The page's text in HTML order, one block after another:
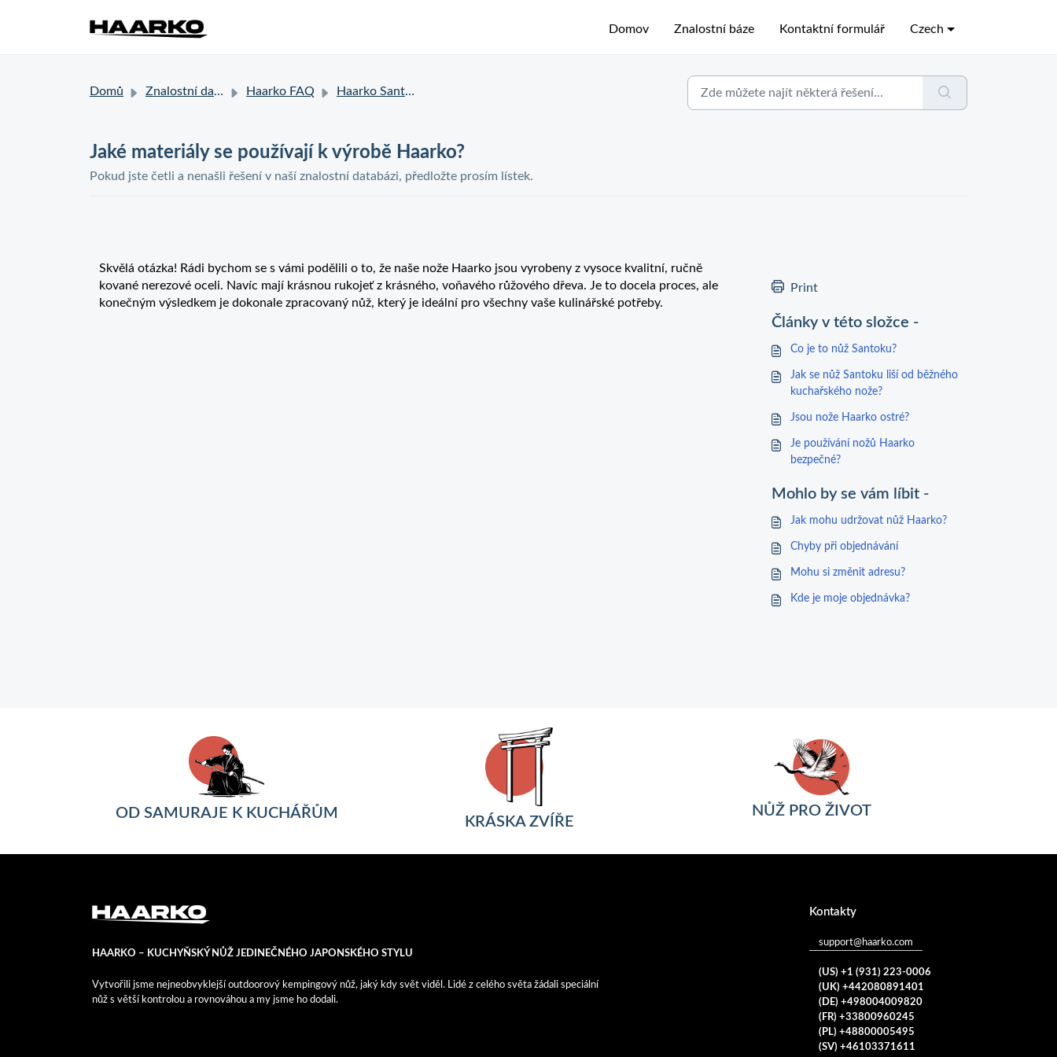
Domov Znalostní báze Kontaktní formulář Czech
Domů Znalostní databáze Haarko FAQ Haarko Santoku – otázky
Jaké materiály se používají k výrobě Haarko?
Pokud jste četli a nenašli řešení v naší znalostní databázi, předložte prosím lístek.
Skvělá otázka! Rádi bychom se s vámi podělili o to, že naše nože Haarko jsou vyrobeny z vysoce kvalitní, ručně
kované nerezové oceli. Navíc mají krásnou rukojeť z krásného, voňavého růžového dřeva. Je to docela proces, ale
konečným výsledkem je dokonale zpracovaný nůž, který je ideální pro všechny vaše kulinářské potřeby.
Print
Články v této složce -
Co je to nůž Santoku?
Jak se nůž Santoku liší od běžného
kuchařského nože?
Jsou nože Haarko ostré?
Je používání nožů Haarko
bezpečné?
Mohlo by se vám líbit -
Jak mohu udržovat nůž Haarko?
Chyby při objednávání
Mohu si změnit adresu?
Kde je moje objednávka?
OD SAMURAJE K KUCHÁŘŮM
KRÁSKA ZVÍŘE
NŮŽ PRO ŽIVOT
HAARKO – KUCHYŇSKÝ NŮŽ JEDINEČNÉHO JAPONSKÉHO STYLU
Vytvořili jsme nejneobvyklejší outdoorový kempingový nůž, jaký kdy svět viděl. Lidé z celého světa žádali speciální
nůž s větší kontrolou a rovnováhou a my jsme ho dodali.
Kontakty
support@haarko.com
(US) +1 (931) 223-0006
(UK) +442080891401
(DE) +498004009820
(FR) +33800960245
(PL) +48800005495
(SV) +46103371611